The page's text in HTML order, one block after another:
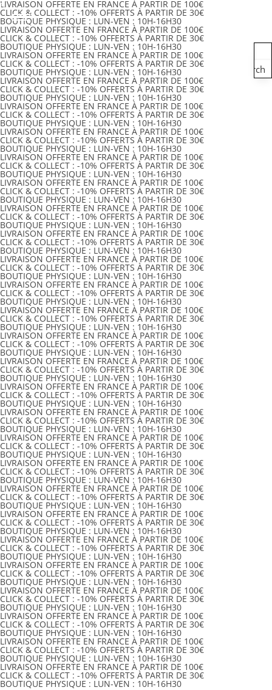
LIVRAISON OFFERTE EN FRANCE À PARTIR DE 100€
CLICK & COLLECT : -10% OFFERTS À PARTIR DE 30€
BOUTIQUE PHYSIQUE : LUN-VEN : 10H-16H30
LIVRAISON OFFERTE EN FRANCE À PARTIR DE 100€
CLICK & COLLECT : -10% OFFERTS À PARTIR DE 30€
BOUTIQUE PHYSIQUE : LUN-VEN : 10H-16H30
LIVRAISON OFFERTE EN FRANCE À PARTIR DE 100€
CLICK & COLLECT : -10% OFFERTS À PARTIR DE 30€
BOUTIQUE PHYSIQUE : LUN-VEN : 10H-16H30
LIVRAISON OFFERTE EN FRANCE À PARTIR DE 100€
CLICK & COLLECT : -10% OFFERTS À PARTIR DE 30€
BOUTIQUE PHYSIQUE : LUN-VEN : 10H-16H30
LIVRAISON OFFERTE EN FRANCE À PARTIR DE 100€
CLICK & COLLECT : -10% OFFERTS À PARTIR DE 30€
BOUTIQUE PHYSIQUE : LUN-VEN : 10H-16H30
LIVRAISON OFFERTE EN FRANCE À PARTIR DE 100€
CLICK & COLLECT : -10% OFFERTS À PARTIR DE 30€
BOUTIQUE PHYSIQUE : LUN-VEN : 10H-16H30
LIVRAISON OFFERTE EN FRANCE À PARTIR DE 100€
CLICK & COLLECT : -10% OFFERTS À PARTIR DE 30€
BOUTIQUE PHYSIQUE : LUN-VEN : 10H-16H30
LIVRAISON OFFERTE EN FRANCE À PARTIR DE 100€
CLICK & COLLECT : -10% OFFERTS À PARTIR DE 30€
BOUTIQUE PHYSIQUE : LUN-VEN : 10H-16H30
LIVRAISON OFFERTE EN FRANCE À PARTIR DE 100€
CLICK & COLLECT : -10% OFFERTS À PARTIR DE 30€
BOUTIQUE PHYSIQUE : LUN-VEN : 10H-16H30
LIVRAISON OFFERTE EN FRANCE À PARTIR DE 100€
CLICK & COLLECT : -10% OFFERTS À PARTIR DE 30€
BOUTIQUE PHYSIQUE : LUN-VEN : 10H-16H30
LIVRAISON OFFERTE EN FRANCE À PARTIR DE 100€
CLICK & COLLECT : -10% OFFERTS À PARTIR DE 30€
BOUTIQUE PHYSIQUE : LUN-VEN : 10H-16H30
LIVRAISON OFFERTE EN FRANCE À PARTIR DE 100€
CLICK & COLLECT : -10% OFFERTS À PARTIR DE 30€
BOUTIQUE PHYSIQUE : LUN-VEN : 10H-16H30
LIVRAISON OFFERTE EN FRANCE À PARTIR DE 100€
CLICK & COLLECT : -10% OFFERTS À PARTIR DE 30€
BOUTIQUE PHYSIQUE : LUN-VEN : 10H-16H30
LIVRAISON OFFERTE EN FRANCE À PARTIR DE 100€
CLICK & COLLECT : -10% OFFERTS À PARTIR DE 30€
BOUTIQUE PHYSIQUE : LUN-VEN : 10H-16H30
LIVRAISON OFFERTE EN FRANCE À PARTIR DE 100€
CLICK & COLLECT : -10% OFFERTS À PARTIR DE 30€
BOUTIQUE PHYSIQUE : LUN-VEN : 10H-16H30
LIVRAISON OFFERTE EN FRANCE À PARTIR DE 100€
CLICK & COLLECT : -10% OFFERTS À PARTIR DE 30€
BOUTIQUE PHYSIQUE : LUN-VEN : 10H-16H30
LIVRAISON OFFERTE EN FRANCE À PARTIR DE 100€
CLICK & COLLECT : -10% OFFERTS À PARTIR DE 30€
BOUTIQUE PHYSIQUE : LUN-VEN : 10H-16H30
LIVRAISON OFFERTE EN FRANCE À PARTIR DE 100€
CLICK & COLLECT : -10% OFFERTS À PARTIR DE 30€
BOUTIQUE PHYSIQUE : LUN-VEN : 10H-16H30
LIVRAISON OFFERTE EN FRANCE À PARTIR DE 100€
CLICK & COLLECT : -10% OFFERTS À PARTIR DE 30€
BOUTIQUE PHYSIQUE : LUN-VEN : 10H-16H30
LIVRAISON OFFERTE EN FRANCE À PARTIR DE 100€
CLICK & COLLECT : -10% OFFERTS À PARTIR DE 30€
BOUTIQUE PHYSIQUE : LUN-VEN : 10H-16H30
LIVRAISON OFFERTE EN FRANCE À PARTIR DE 100€
CLICK & COLLECT : -10% OFFERTS À PARTIR DE 30€
BOUTIQUE PHYSIQUE : LUN-VEN : 10H-16H30
LIVRAISON OFFERTE EN FRANCE À PARTIR DE 100€
CLICK & COLLECT : -10% OFFERTS À PARTIR DE 30€
BOUTIQUE PHYSIQUE : LUN-VEN : 10H-16H30
LIVRAISON OFFERTE EN FRANCE À PARTIR DE 100€
CLICK & COLLECT : -10% OFFERTS À PARTIR DE 30€
BOUTIQUE PHYSIQUE : LUN-VEN : 10H-16H30
LIVRAISON OFFERTE EN FRANCE À PARTIR DE 100€
CLICK & COLLECT : -10% OFFERTS À PARTIR DE 30€
BOUTIQUE PHYSIQUE : LUN-VEN : 10H-16H30
LIVRAISON OFFERTE EN FRANCE À PARTIR DE 100€
CLICK & COLLECT : -10% OFFERTS À PARTIR DE 30€
BOUTIQUE PHYSIQUE : LUN-VEN : 10H-16H30
LIVRAISON OFFERTE EN FRANCE À PARTIR DE 100€
CLICK & COLLECT : -10% OFFERTS À PARTIR DE 30€
BOUTIQUE PHYSIQUE : LUN-VEN : 10H-16H30
LIVRAISON OFFERTE EN FRANCE À PARTIR DE 100€
CLICK & COLLECT : -10% OFFERTS À PARTIR DE 30€
BOUTIQUE PHYSIQUE : LUN-VEN : 10H-16H30
Search